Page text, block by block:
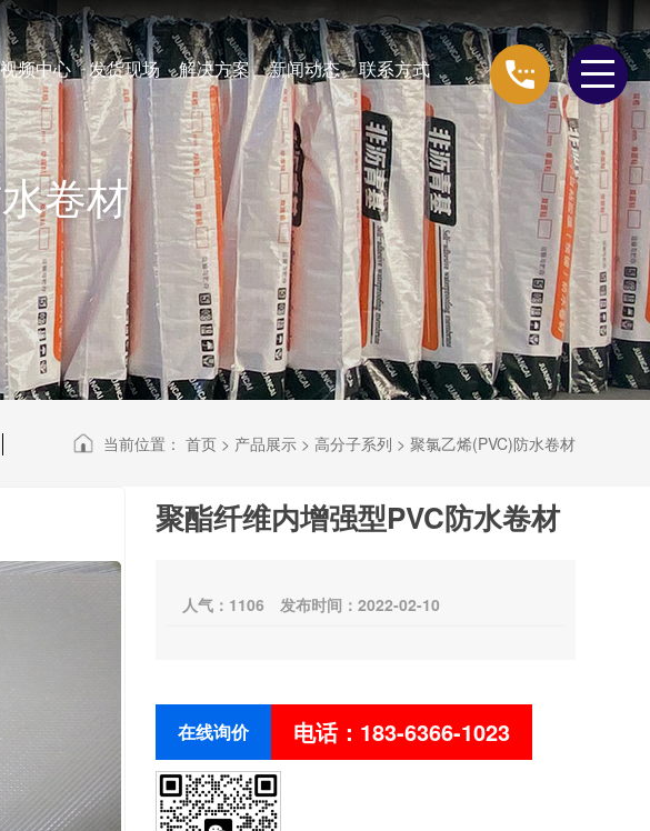
视频中心 发货现场 解决方案 新闻动态 联系方式
卷材
当前位置： 首页> 产品展示> 高分子系列 > 聚氯乙烯(PVC)防水卷材
聚酯纤维内增强型PVC防水卷材
人气： 1106 发布时间：2022-02-10
在线询价 电话：183-6366-1023